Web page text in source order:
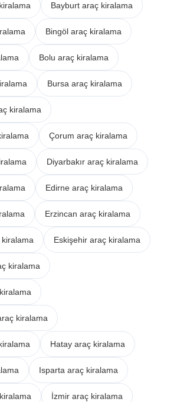
Bayburt araç kiralama
Bingöl araç kiralama
Bolu araç kiralama
Bursa araç kiralama
kiralama
Çorum araç kiralama
Diyarbakır araç kiralama
Edirne araç kiralama
Erzincan araç kiralama
Eskişehir araç kiralama
kiralama
kiralama
Hatay araç kiralama
Isparta araç kiralama
İzmir araç kiralama